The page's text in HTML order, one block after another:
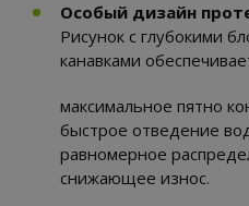
Особый дизайн
Рисунок с глубокими
канавками
максимальное пятно
быстрое отведение
равномерное
снижающее износ.